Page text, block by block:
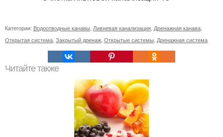
Категории: Водоотводные канавы Ливневая канализация Дренажная канава
Открытая система Закрытый дренаж Открытые системы Дренажная система
Читайте также